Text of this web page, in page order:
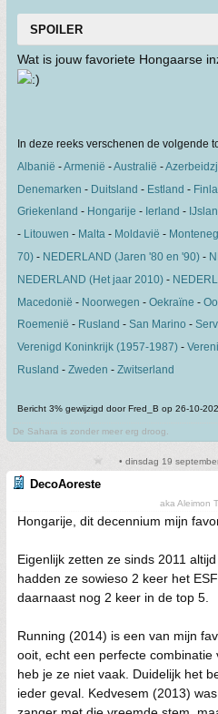
SPOILER
Wat is jouw favoriete Hongaarse
In deze reeks verschenen de volgende
Albanië -Armenië -Australië -
Denemarken - Duitsland - Estland -
Griekenland - Hongarije - Ierland -
- Litouwen - Malta - Moldavië -
70) - NEDERLAND (Jaren '80 en '90) -
NEDERLAND (Het jaar 2010) -
Macedonië - Noorwegen - Oekraïne -
Roemenië - Rusland - San Marino -
Verenigd Koninkrijk (1957-1987) -
Rusland - Zweden - Zwitserland
Bericht 3% gewijzigd door Fred_B op 26-10-
De Sahara is zonder meer erg droog.
• dinsdag 19
DecoAoreste
aka Aleimon
Hongarije, dit decennium mijn
Eigenlijk zetten ze sinds 2011
hadden ze sowieso 2 keer het
daarnaast nog 2 keer in de top 5.
Running (2014) is een van mijn
ooit, echt een perfecte combinatie
heb je ze niet vaak. Duidelijk het
ieder geval. Kedvesem (2013)